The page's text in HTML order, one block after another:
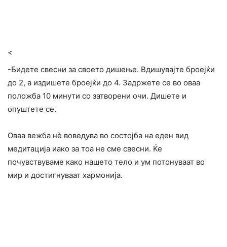
<
-Бидете свесни за своето дишење. Вдишувајте броејќи
до 2, а издишете броејќи до 4. Задржете се во оваа
положба 10 минути со затворени очи. Дишете и
опуштете се.
Оваа вежба нè воведува во состојба на еден вид
медитација иако за тоа не сме свесни. Ќе
почувствуваме како нашето тело и ум потонуваат во
мир и достигнуваат хармонија.